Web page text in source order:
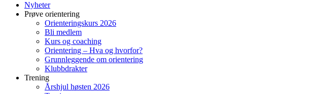
Nyheter
Prøve orientering
Orienteringskurs 2026
Bli medlem
Kurs og coaching
Orientering – Hva og hvorfor?
Grunnleggende om orientering
Klubbdrakter
Trening
Årshjul høsten 2026